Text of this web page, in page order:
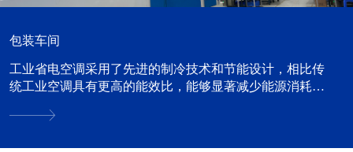
包装车间
工业省电空调采用了先进的制冷技术和节能设计，相比传
统工业空调具有更高的能效比，能够显著减少能源消耗。
较大比重的...